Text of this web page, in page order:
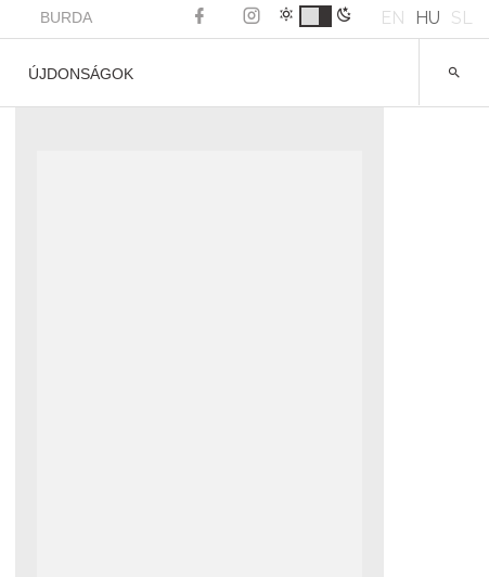
BURDA EN HU SL
ÚJDONSÁGOK